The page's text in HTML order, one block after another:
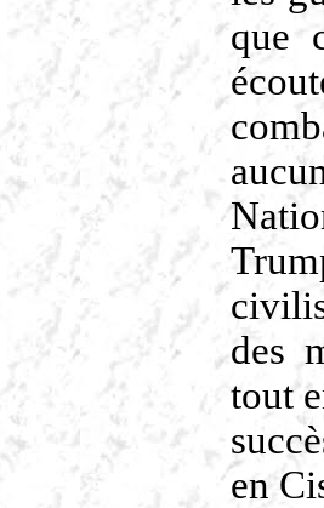
que
des
tout
en